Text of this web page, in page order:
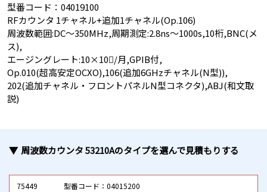
型番コード：04019100
RFカウンタ 1チャネル+追加1チャネル(Op.106)
周波数範囲:DC～350MHz,周期測定:2.8ns～1000s,10桁,BNC(メ
ス),
エージングレート:10×10/月,GPIB付,
Op.010(超高安定OCXO),106(追加6GHzチャネル(N型)),
202(追加チャネル・フロントパネルN型コネクタ),ABJ(和文取
説)
周波数カウンタ 53210Aのタイプを選んで見積もりする
75449 型番コード：04015200